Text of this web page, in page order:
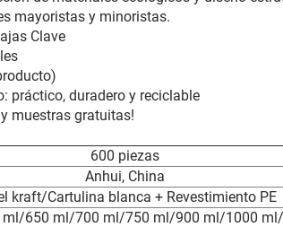
mayoristas y minoristas.
Clave
práctico, duradero y reciclable
muestras gratuitas!
600 piezas
Anhui, China
kraft/Cartulina blanca + Revestimiento PE
650 ml/700 ml/750 ml/900 ml/1000